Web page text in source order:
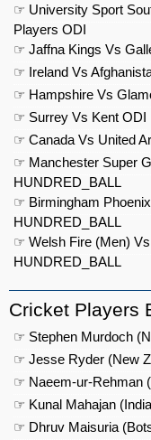
☞ University Sport
Players ODI
☞ Jaffna Kings Vs
☞ Ireland Vs
☞ Hampshire Vs
☞ Surrey Vs Kent ODI
☞ Canada Vs United
☞ Manchester Super
HUNDRED_BALL
☞ Birmingham
HUNDRED_BALL
☞ Welsh Fire (Men)
HUNDRED_BALL
Cricket Players
☞ Stephen Murdoch
☞ Jesse Ryder (New
☞ Naeem-ur-Rehman
☞ Kunal Mahajan
☞ Dhruv Maisuria